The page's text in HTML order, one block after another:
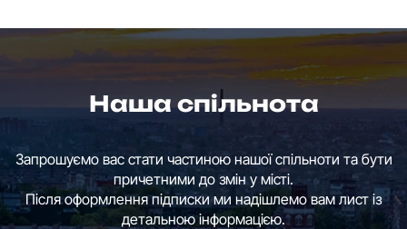
Наша спільнота
Запрошуємо вас стати частиною нашої спільноти та бути
причетними до змін у місті.
Після оформлення підписки ми надішлемо вам лист із
детальною інформацією.